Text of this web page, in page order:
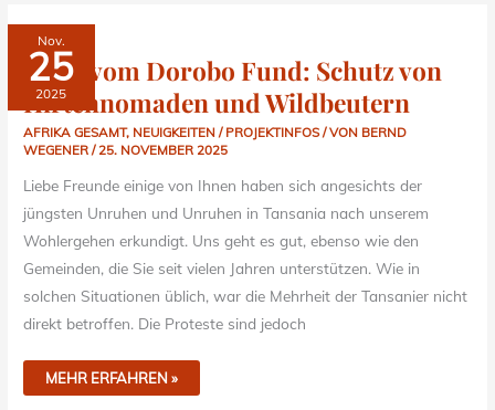
Nov.
25
2025
News vom Dorobo Fund: Schutz von
Hirtennomaden und Wildbeutern
AFRIKA GESAMT, NEUIGKEITEN / PROJEKTINFOS/ VON BERND
WEGENER/25. NOVEMBER 2025
Liebe Freunde einige von Ihnen haben sich angesichts der
jüngsten Unruhen und Unruhen in Tansania nach unserem
Wohlergehen erkundigt. Uns geht es gut, ebenso wie den
Gemeinden, die Sie seit vielen Jahren unterstützen. Wie in
solchen Situationen üblich, war die Mehrheit der Tansanier nicht
direkt betroffen. Die Proteste sind jedoch
NEWS
VOM
DOROBO
FUND:
SCHUTZ
VON
HIRTENNOMADEN
WILDBEUTERN
MEHR ERFAHREN »